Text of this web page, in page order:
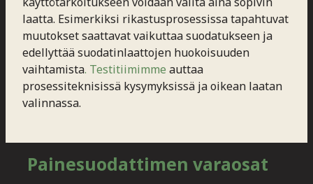
laatta. Esimerkiksi rikastusprosessissa tapahtuvat
muutokset saattavat vaikuttaa suodatukseen ja
edellyttää suodatinlaattojen huokoisuuden
vaihtamista. Testitiimimme auttaa
prosessiteknisissä kysymyksissä ja oikean laatan
valinnassa.
Painesuodattimen varaosat